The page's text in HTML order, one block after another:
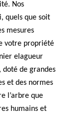
Nos
quels que soit
mesures
votre propriété
elagueur
doté de grandes
et des normes
l’arbre que
humains et